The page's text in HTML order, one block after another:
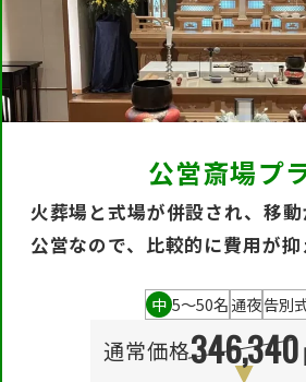
公営斎場プ
火葬場と式場が併設され、移動
公営なので、比較的に費用が抑
中 5〜50名通夜告別
通常価格346,340